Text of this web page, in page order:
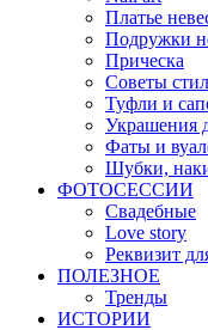
Платье
Подружки
Прическа
Советы
Туфли и
Украшения
Фаты и
Шубки,
ФОТОСЕССИИ
Свадебные
Love story
Реквизит
ПОЛЕЗНОЕ
Тренды
ИСТОРИИ